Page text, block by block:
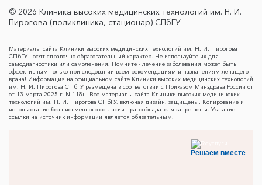
© 2026 Клиника высоких медицинских технологий им. Н. И.
Пирогова (поликлиника, стационар) СПбГУ
Материалы сайта Клиники высоких медицинских технологий им. Н. И. Пирогова
СПбГУ носят справочно-образовательный характер. Не используйте их для
самодиагностики или самолечения. Помните - лечение заболевания может быть
эффективным только при следовании всем рекомендациям и назначениям лечащего
врача! Информация на официальном сайте Клиники высоких медицинских технологий
им. Н. И. Пирогова СПбГУ размещена в соответствии с Приказом Минздрава России от
от 13 марта 2025 г. N 118н. Все материалы сайта Клиники высоких медицинских
технологий им. Н. И. Пирогова СПбГУ, включая дизайн, защищены. Копирование и
использование без письменного согласия правообладателя запрещены. Указание
ссылки на источник информации является обязательным.
Решаем вместе